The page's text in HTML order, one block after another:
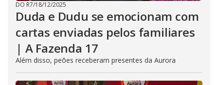
DO R7/18/12/2025
Duda e Dudu se emocionam com
cartas enviadas pelos familiares
| A Fazenda 17
Além disso, peões receberam presentes da Aurora